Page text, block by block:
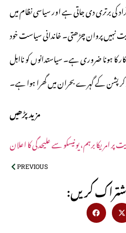
کی برتری دی جاتی ہے اور سیاسی نظام میں
نہیں پروان چڑھتی۔ خاندانی سیاست خود
کا ہونا ضروری ہے۔ سیاستدانوں کو نااہل
کرپشن کے گہرے بحران میں گھرا ہوا ہے۔
مزید پڑھیں
پر امریکا برہم، یونیسکو سے علیحدگی کا اعلان
PREVIOUS
کریں